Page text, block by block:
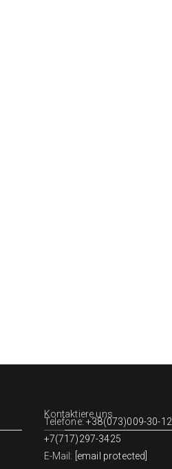
Kontaktiere uns
Telefone:+38(073)009-30-12
+7(717)297-3425
E-Mail: [email protected]